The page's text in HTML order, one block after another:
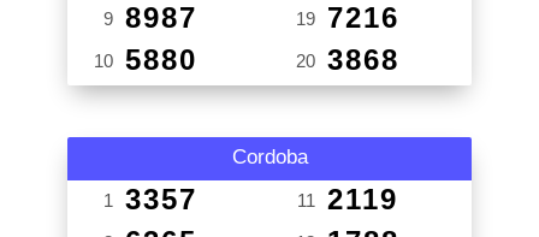
9 8987
10 5880
19 7216
20 3868
Cordoba
1 3357 11 2119